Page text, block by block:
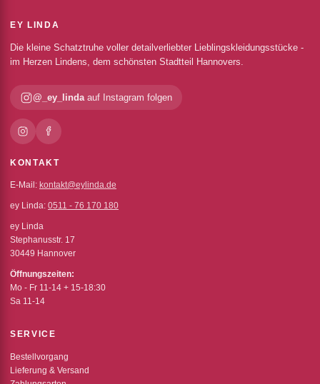
EY LINDA
Die kleine Schatztruhe voller detailverliebter Lieblingskleidungsstücke -
im Herzen Lindens, dem schönsten Stadtteil Hannovers.
@_ey_lindaauf Instagram folgen
KONTAKT
E-Mail: kontakt@eylinda.de
ey Linda: 0511 - 76 170 180
ey Linda
Stephanusstr. 17
30449 Hannover
Öffnungszeiten:
Mo - Fr 11-14 + 15-18:30
Sa 11-14
SERVICE
Bestellvorgang
Lieferung & Versand